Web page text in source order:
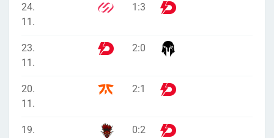
24.
11.
1 :3
23.
11.
2:0
20.
11.
2:1
19.
0:2